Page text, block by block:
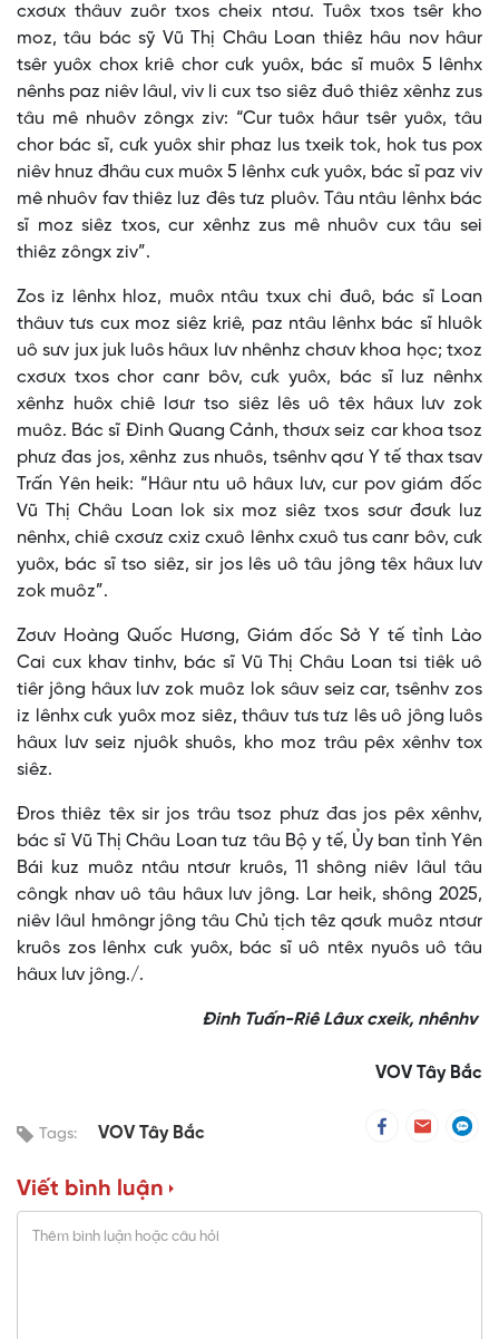
cxơưx thâuv zuôr txos cheix ntơư. Tuôx txos tsêr kho
moz, tâu bác sỹ Vũ Thị Châu Loan thiêz hâu nov hâur
tsêr yuôx chox kriê chor cưk yuôx, bác sĩ muôx 5 lênhx
nênhs paz niêv lâul, viv li cux tso siêz đuô thiêz xênhz zus
tâu mê nhuôv zôngx ziv: “Cur tuôx hâur tsêr yuôx, tâu
chor bác sĩ, cưk yuôx shir phaz lus txeik tok, hok tus pox
niêv hnuz đhâu cux muôx 5 lênhx cưk yuôx, bác sĩ paz viv
mê nhuôv fav thiêz luz đês tưz pluôv. Tâu ntâu lênhx bác
sĩ moz siêz txos, cur xênhz zus mê nhuôv cux tâu sei
thiêz zôngx ziv”.
Zos iz lênhx hloz, muôx ntâu txux chi đuô, bác sĩ Loan
thâuv tưs cux moz siêz kriê, paz ntâu lênhx bác sĩ hluôk
uô sưv jux juk luôs hâux lưv nhênhz chơưv khoa học; txoz
cxơưx txos chor canr bôv, cưk yuôx, bác sĩ luz nênhx
xênhz huôx chiê lơưr tso siêz lês uô têx hâux lưv zok
muôz. Bác sĩ Đinh Quang Cảnh, thơưx seiz car khoa tsoz
phưz đas jos, xênhz zus nhuôs, tsênhv qơư Y tế thax tsav
Trấn Yên heik: “Hâur ntu uô hâux lưv, cur pov giám đốc
Vũ Thị Châu Loan lok six moz siêz txos sơưr đơưk luz
nênhx, chiê cxơưz cxiz cxuô lênhx cxuô tus canr bôv, cưk
yuôx, bác sĩ tso siêz, sir jos lês uô tâu jông têx hâux lưv
zok muôz”.
Zơưv Hoàng Quốc Hương, Giám đốc Sở Y tế tỉnh Lào
Cai cux khav tinhv, bác sĩ Vũ Thị Châu Loan tsi tiêk uô
tiêr jông hâux lưv zok muôz lok sâuv seiz car, tsênhv zos
iz lênhx cưk yuôx moz siêz, thâuv tưs tưz lês uô jông luôs
hâux lưv seiz njuôk shuôs, kho moz trâu pêx xênhv tox
siêz.
Đros thiêz têx sir jos trâu tsoz phưz đas jos pêx xênhv,
bác sĩ Vũ Thị Châu Loan tưz tâu Bộ y tế, Ủy ban tỉnh Yên
Bái kuz muôz ntâu ntơưr kruôs, 11 shông niêv lâul tâu
côngk nhav uô tâu hâux lưv jông. Lar heik, shông 2025,
niêv lâul hmôngr jông tâu Chủ tịch têz qơưk muôz ntơưr
kruôs zos lênhx cưk yuôx, bác sĩ uô ntêx nyuôs uô tâu
hâux lưv jông./.
Đinh Tuấn-Riê Lâux cxeik, nhênhv
VOV Tây Bắc
Tags: VOV Tây Bắc
Viết bình luận